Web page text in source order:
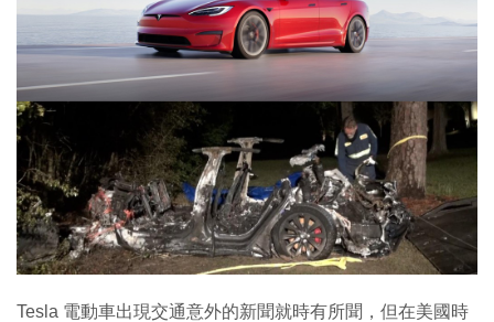
Tesla 電動車出現交通意外的新聞就時有所聞，但在美國時